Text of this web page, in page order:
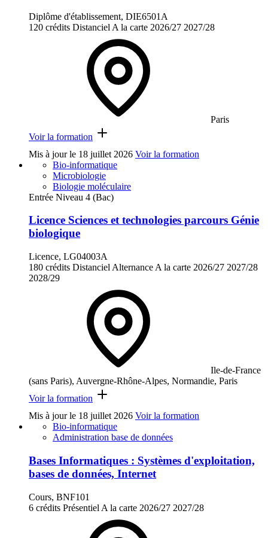
Diplôme d'établissement, DIE6501A
120 crédits Distanciel A la carte 2026/27 2027/28
Paris
Voir la formation
Mis à jour le 18 juillet 2026 Voir la formation
Bio-informatique
Microbiologie
Biologie moléculaire
Entrée Niveau 4 (Bac)
Licence Sciences et technologies parcours Génie
biologique
Licence, LG04003A
180 crédits Distanciel Alternance A la carte 2026/27 2027/28
2028/29
Ile-de-France
(sans Paris), Auvergne-Rhône-Alpes, Normandie, Paris
Voir la formation
Mis à jour le 18 juillet 2026 Voir la formation
Bio-informatique
Administration base de données
Bases Informatiques : Systèmes d'exploitation,
bases de données, Internet
Cours, BNF101
6 crédits Présentiel A la carte 2026/27 2027/28